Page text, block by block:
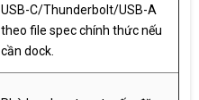
USB-C/Thunderbolt/USB-A
theo file spec chính thức nếu
cần dock.